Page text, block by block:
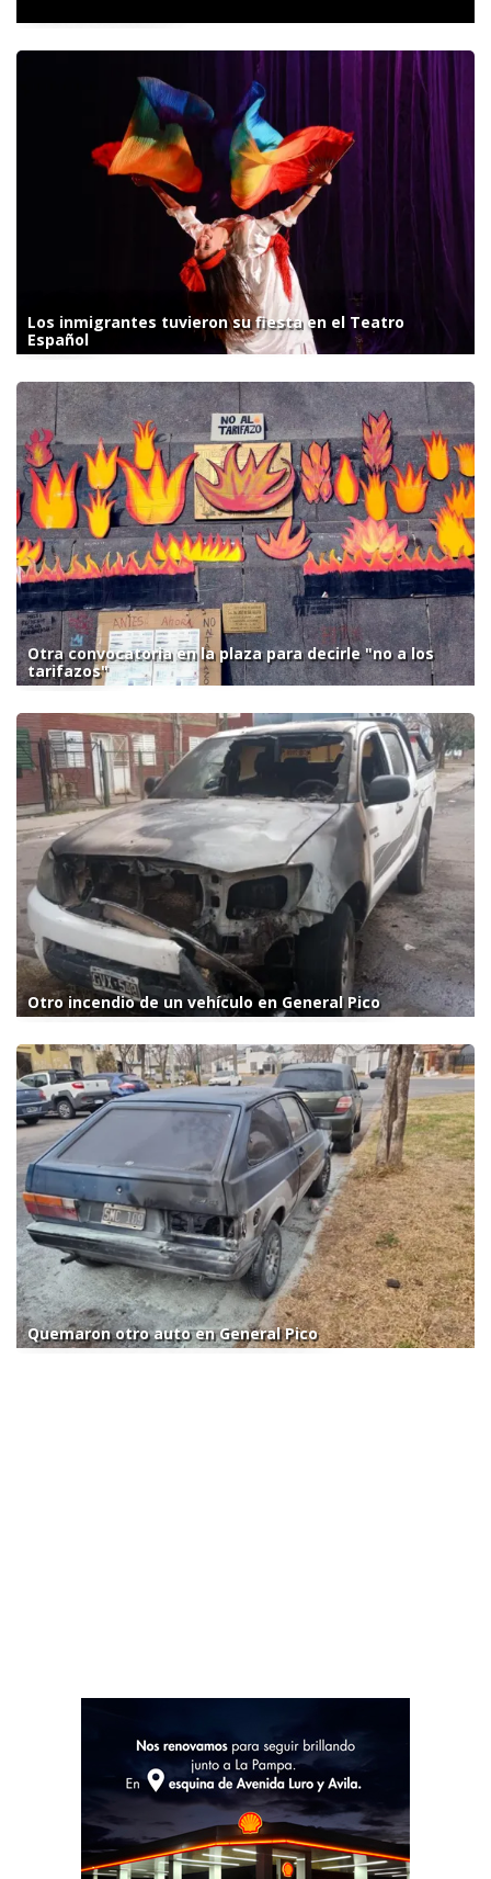
Los inmigrantes tuvieron su fiesta en el Teatro
Español
Otra convocatoria en la plaza para decirle "no a los
tarifazos"
Otro incendio de un vehículo en General Pico
Quemaron otro auto en General Pico